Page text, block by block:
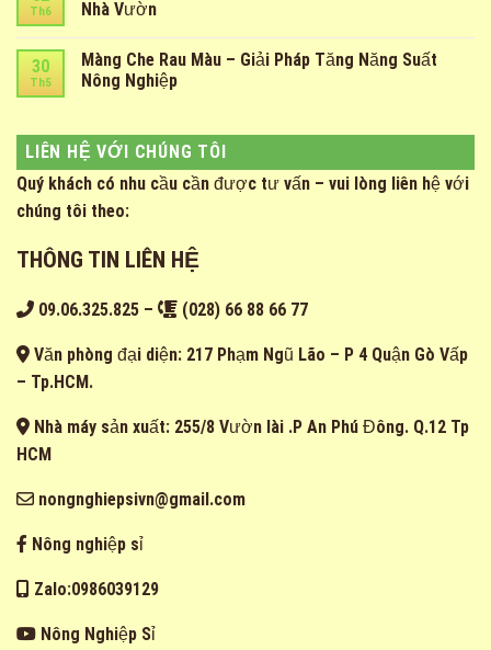
Th6 Nhà Vườn
30
Th5
Màng Che Rau Màu – Giải Pháp Tăng Năng Suất
Nông Nghiệp
LIÊN HỆ VỚI CHÚNG TÔI
Quý khách có nhu cầu cần được tư vấn – vui lòng liên hệ với
chúng tôi theo:
THÔNG TIN LIÊN HỆ
09.06.325.825 – (028) 66 88 66 77
Văn phòng đại diện: 217 Phạm Ngũ Lão – P 4 Quận Gò Vấp
– Tp.HCM.
Nhà máy sản xuất: 255/8 Vườn lài .P An Phú Đông. Q.12 Tp
HCM
nongnghiepsivn@gmail.com
Nông nghiệp sỉ
Zalo:0986039129
Nông Nghiệp Sỉ